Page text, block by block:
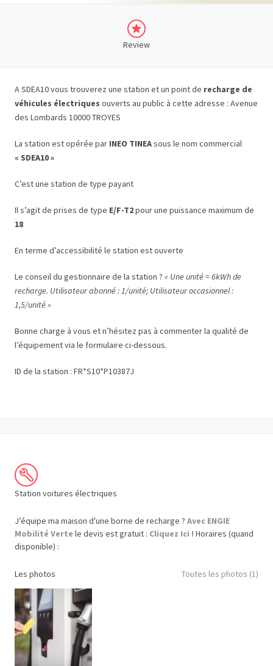
Review
A SDEA10 vous trouverez une station et un point de recharge de
véhicules électriques ouverts au public à cette adresse : Avenue
des Lombards 10000 TROYES
La station est opérée par INEO TINEAsous le nom commercial
« SDEA10 »
C’est une station de type payant
Il s’agit de prises de type E/F-T2pour une puissance maximum de
18
En terme d’accessibilité le station est ouverte
Le conseil du gestionnaire de la station ? « Une unité = 6kWh de
recharge. Utilisateur abonné : 1/unité; Utilisateur occasionnel :
1,5/unité »
Bonne charge à vous et n’hésitez pas à commenter la qualité de
l’équipement via le formulaire ci-dessous.
ID de la station : FR*S10*P10387J
Station voitures électriques
J’équipe ma maison d'une borne de recharge ? Avec ENGIE
Mobilité Verte le devis est gratuit : Cliquez Ici ! Horaires (quand
disponible) :
Les photos Toutes les photos (1)